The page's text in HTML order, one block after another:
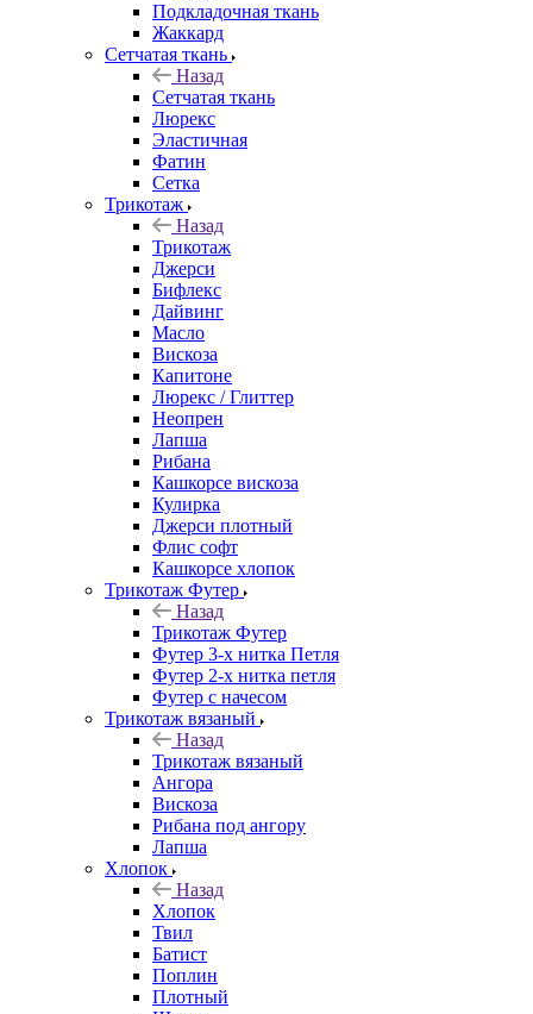
Подкладочная ткань
Жаккард
Сетчатая ткань
Назад
Сетчатая ткань
Люрекс
Эластичная
Фатин
Сетка
Трикотаж
Назад
Трикотаж
Джерси
Бифлекс
Дайвинг
Масло
Вискоза
Капитоне
Люрекс / Глиттер
Неопрен
Лапша
Рибана
Кашкорсе вискоза
Кулирка
Джерси плотный
Флис софт
Кашкорсе хлопок
Трикотаж Футер
Назад
Трикотаж Футер
Футер 3-х нитка Петля
Футер 2-х нитка петля
Футер с начесом
Трикотаж вязаный
Назад
Трикотаж вязаный
Ангора
Вискоза
Рибана под ангору
Лапша
Хлопок
Назад
Хлопок
Твил
Батист
Поплин
Плотный